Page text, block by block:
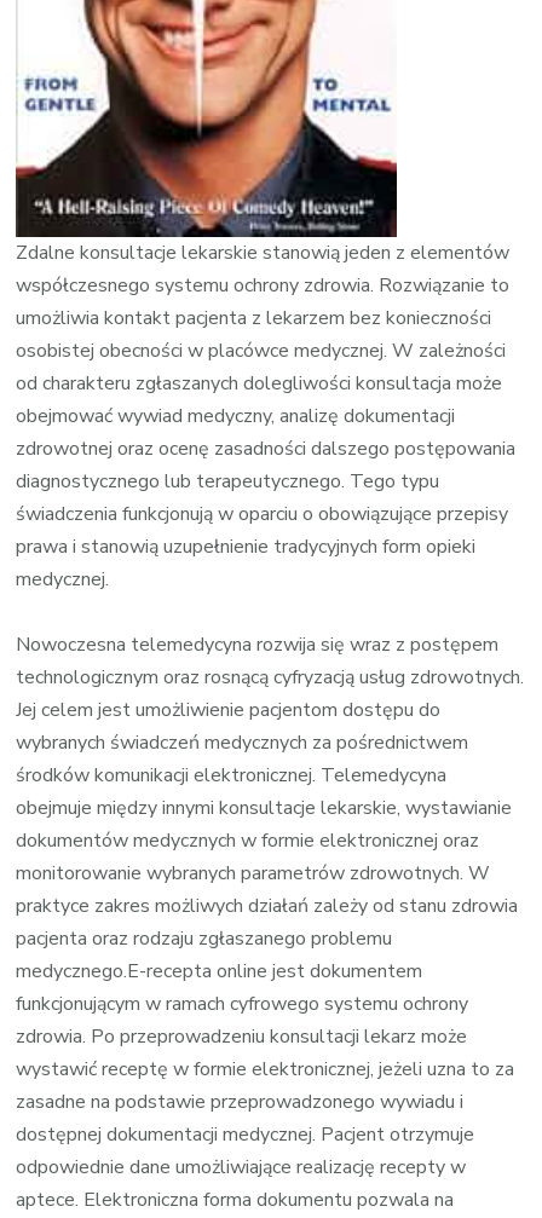
Zdalne konsultacje lekarskie stanowią jeden z elementów
współczesnego systemu ochrony zdrowia. Rozwiązanie to
umożliwia kontakt pacjenta z lekarzem bez konieczności
osobistej obecności w placówce medycznej. W zależności
od charakteru zgłaszanych dolegliwości konsultacja może
obejmować wywiad medyczny, analizę dokumentacji
zdrowotnej oraz ocenę zasadności dalszego postępowania
diagnostycznego lub terapeutycznego. Tego typu
świadczenia funkcjonują w oparciu o obowiązujące przepisy
prawa i stanowią uzupełnienie tradycyjnych form opieki
medycznej.
Nowoczesna telemedycyna rozwija się wraz z postępem
technologicznym oraz rosnącą cyfryzacją usług zdrowotnych.
Jej celem jest umożliwienie pacjentom dostępu do
wybranych świadczeń medycznych za pośrednictwem
środków komunikacji elektronicznej. Telemedycyna
obejmuje między innymi konsultacje lekarskie, wystawianie
dokumentów medycznych w formie elektronicznej oraz
monitorowanie wybranych parametrów zdrowotnych. W
praktyce zakres możliwych działań zależy od stanu zdrowia
pacjenta oraz rodzaju zgłaszanego problemu
medycznego.E-recepta online jest dokumentem
funkcjonującym w ramach cyfrowego systemu ochrony
zdrowia. Po przeprowadzeniu konsultacji lekarz może
wystawić receptę w formie elektronicznej, jeżeli uzna to za
zasadne na podstawie przeprowadzonego wywiadu i
dostępnej dokumentacji medycznej. Pacjent otrzymuje
odpowiednie dane umożliwiające realizację recepty w
aptece. Elektroniczna forma dokumentu pozwala na